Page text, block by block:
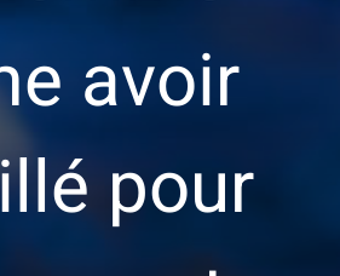
avoir
pour